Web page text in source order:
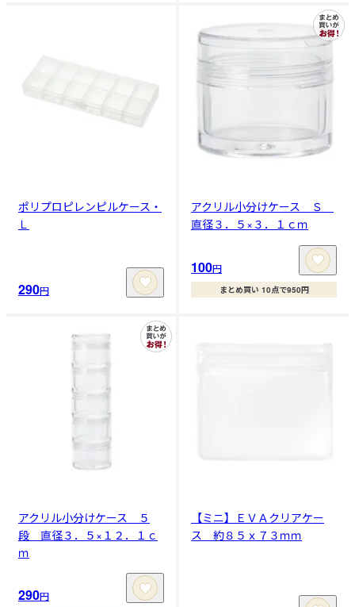
ポリプロピレンピルケース・
Ｌ
290円
アクリル小分けケース Ｓ
直径３．５×３．１ｃｍ
100円
まとめ買い 10点で950円
アクリル小分けケース ５
段 直径３．５×１２．１ｃ
ｍ
290円
【ミニ】ＥＶＡクリアケー
ス 約８５ｘ７３ｍｍ